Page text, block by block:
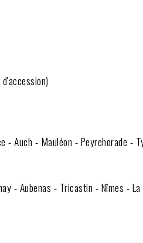
- Auch - Mauléon - Peyrehorade -
- Aubenas - Tricastin - Nîmes -